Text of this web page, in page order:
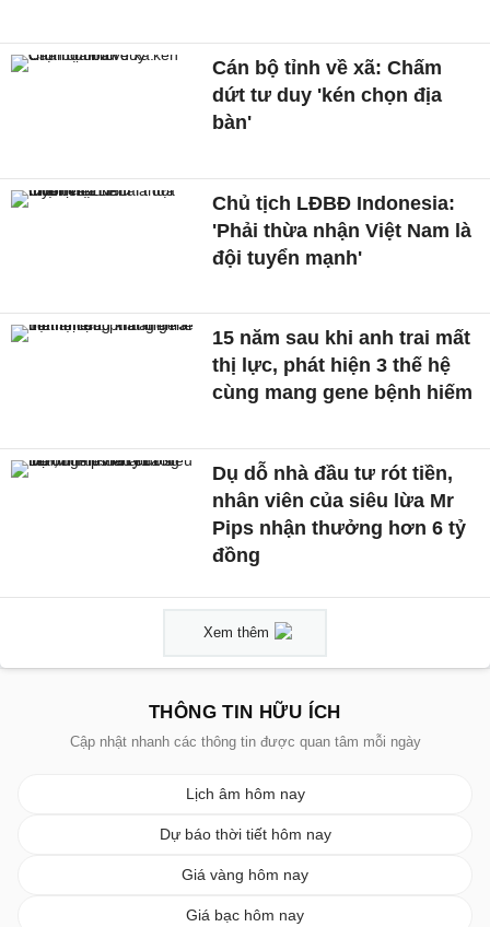
Cán bộ tỉnh về xã: Chấm
dứt tư duy 'kén chọn địa
bàn'
Chủ tịch LĐBĐ Indonesia:
'Phải thừa nhận Việt Nam là
đội tuyển mạnh'
15 năm sau khi anh trai mất
thị lực, phát hiện 3 thế hệ
cùng mang gene bệnh hiếm
Dụ dỗ nhà đầu tư rót tiền,
nhân viên của siêu lừa Mr
Pips nhận thưởng hơn 6 tỷ
đồng
Xem thêm
THÔNG TIN HỮU ÍCH
Cập nhật nhanh các thông tin được quan tâm mỗi ngày
Lịch âm hôm nay
Dự báo thời tiết hôm nay
Giá vàng hôm nay
Giá bạc hôm nay